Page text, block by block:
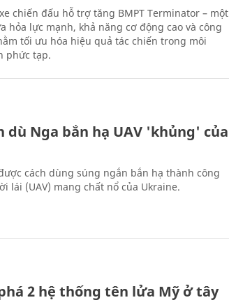
chiến đấu hỗ trợ tăng BMPT Terminator – một
hỏa lực mạnh, khả năng cơ động cao và công
tối ưu hóa hiệu quả tác chiến trong môi
phức tạp.
dù Nga bắn hạ UAV 'khủng' của
cách dùng súng ngắn bắn hạ thành công
lái (UAV) mang chất nổ của Ukraine.
2 hệ thống tên lửa Mỹ ở tây